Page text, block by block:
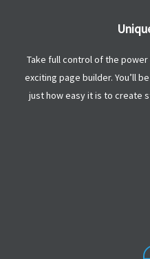
Take full control of the
exciting page builder. You’ll
just how easy it is to create